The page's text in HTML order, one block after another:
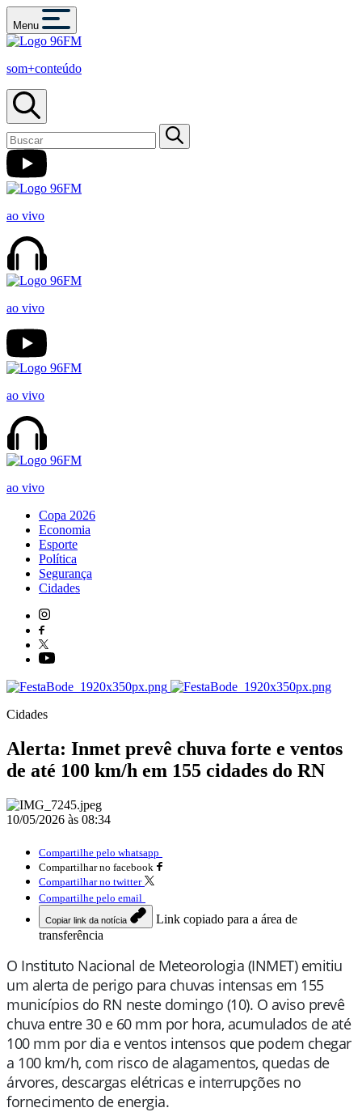
Menu
som+conteúdo
ao vivo
ao vivo
ao vivo
ao vivo
Copa 2026
Economia
Esporte
Política
Segurança
Cidades
Cidades
Alerta: Inmet prevê chuva forte e ventos
de até 100 km/h em 155 cidades do RN
10/05/2026 às 08:34
Compartilhe pelo whatsapp
Compartilhar no facebook
Compartilhar no twitter
Compartilhe pelo email
Copiar link da notícia
Link copiado para a área de
transferência
O Instituto Nacional de Meteorologia (INMET) emitiu
um alerta de perigo para chuvas intensas em 155
municípios do RN neste domingo (10). O aviso prevê
chuva entre 30 e 60 mm por hora, acumulados de até
100 mm por dia e ventos intensos que podem chegar
a 100 km/h, com risco de alagamentos, quedas de
árvores, descargas elétricas e interrupções no
fornecimento de energia.